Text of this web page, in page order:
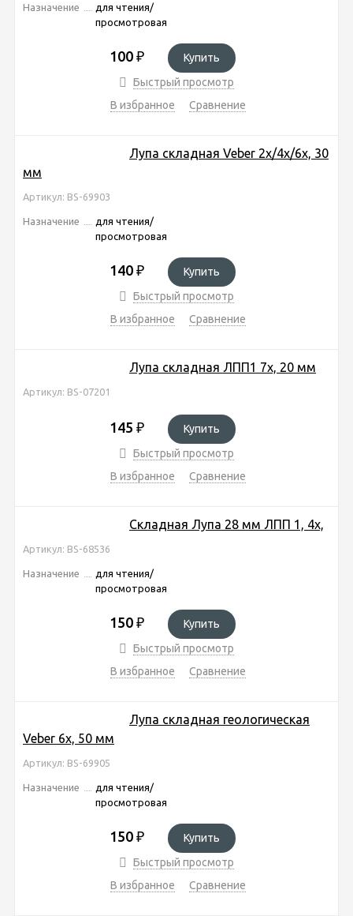
Назначение
для чтения/
просмотровая
100 ₽
Купить
Быстрый просмотр
В избранное
Сравнение
Лупа складная Veber 2x/4x/6x, 30
мм
Артикул: BS-69903
Назначение
для чтения/
просмотровая
140 ₽
Купить
Быстрый просмотр
В избранное
Сравнение
Лупа складная ЛПП1 7х, 20 мм
Артикул: BS-07201
145 ₽
Купить
Быстрый просмотр
В избранное
Сравнение
Складная Лупа 28 мм ЛПП 1, 4х,
Артикул: BS-68536
Назначение
для чтения/
просмотровая
150 ₽
Купить
Быстрый просмотр
В избранное
Сравнение
Лупа складная геологическая
Veber 6x, 50 мм
Артикул: BS-69905
Назначение
для чтения/
просмотровая
150 ₽
Купить
Быстрый просмотр
В избранное
Сравнение